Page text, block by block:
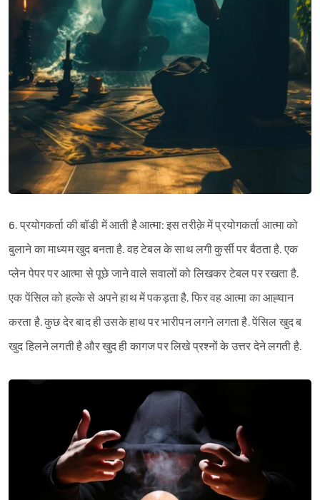
6. प्रयोगकर्ता की बॉडी में आती है आत्मा: इस तरीक़े में प्रयोगकर्ता आत्मा को
बुलाने का माध्यम खुद बनता है. वह टेबल के साथ लगी कुर्सी पर बैठता है. एक
प्लेन पेपर पर आत्मा से पूछे जाने वाले सवालों को लिखकर टेबल पर रखता है.
एक पेंसिल को हल्के से अपने हाथ में पकड़ता है. फिर वह आत्मा का आह्‍वान
करता है. कुछ देर बाद ही उसके हाथ पर भारीपन लगने लगता है. पेंसिल खुद ब
खुद हिलने लगती है और खुद ही कागज पर लिखे प्रश्नों के उत्तर देने लगती है.